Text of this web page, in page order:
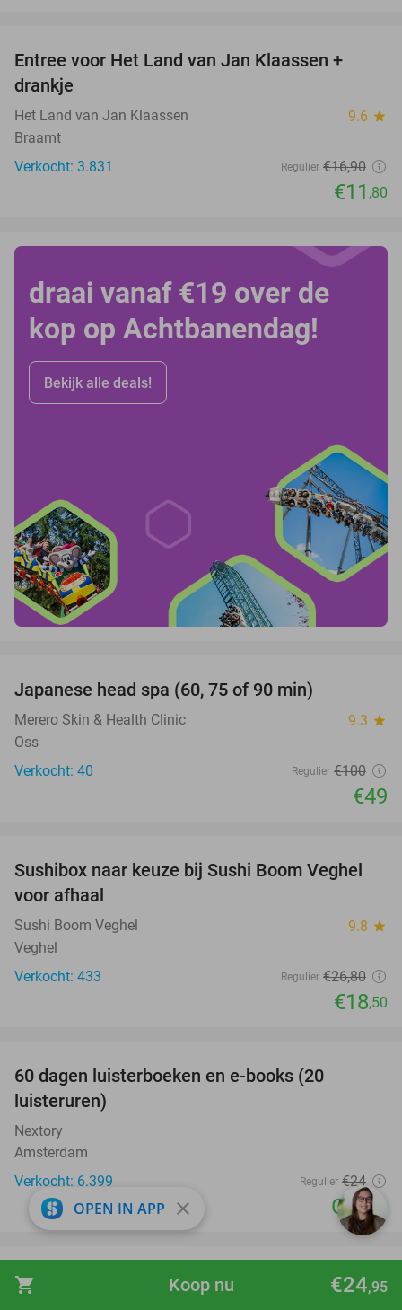
shopping_cart €24,95
Koop nu
Entree voor Het Land van Jan Klaassen +
drankje
Het Land van Jan Klaassen 9.6 star
Braamt
Verkocht: 3.831
Regulier €16,90
€11 ,80
draai vanaf €19 over de
kop op Achtbanendag!
Bekijk alle deals!
Japanese head spa (60, 75 of 90 min)
Merero Skin & Health Clinic 9.3 star
Oss
Verkocht: 40
Regulier €100
€49
31%
Sushibox naar keuze bij Sushi Boom Veghel
voor afhaal
Sushi Boom Veghel 9.8 star
Veghel
Verkocht: 433
Regulier €26,80
€18,50
60 dagen luisterboeken en e-books (20
luisteruren)
Nextory
Amsterdam
Verkocht: 6.399
Regulier €24
Gratis
26%
favorite_border
Dagentree Papegaaienpark Zoo Veldhoven
OPEN IN APP close